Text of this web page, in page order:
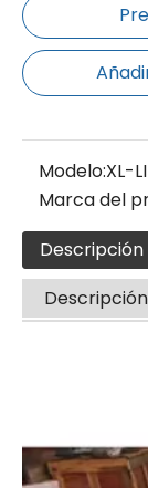
Modelo:XL-
Marca del